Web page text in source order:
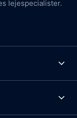
lejespecialister.